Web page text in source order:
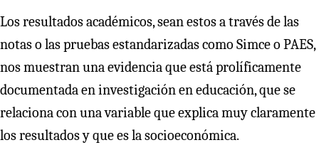
Los resultados académicos, sean estos a través de las
notas o las pruebas estandarizadas como Simce o PAES,
nos muestran una evidencia que está prolíficamente
documentada en investigación en educación, que se
relaciona con una variable que explica muy claramente
los resultados y que es la socioeconómica.